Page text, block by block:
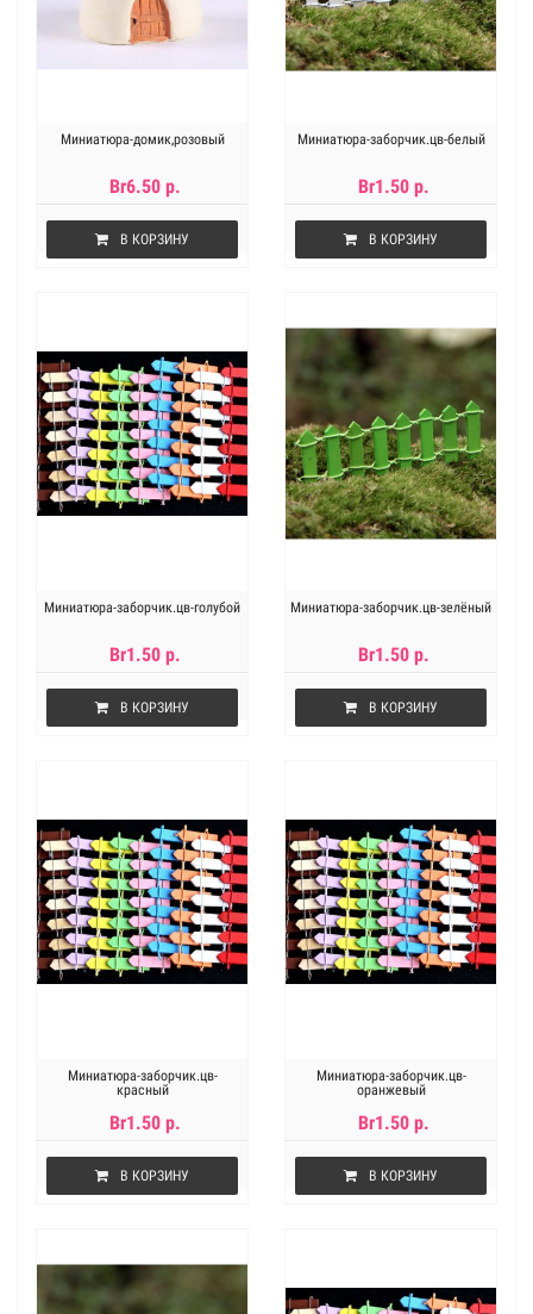
Миниатюра-домик,розовый
Br6.50 р.
В КОРЗИНУ
Миниатюра-заборчик.цв-белый
Br1.50 р.
В КОРЗИНУ
Миниатюра-заборчик.цв-голубой
Br1.50 р.
В КОРЗИНУ
Миниатюра-заборчик.цв-зелёный
Br1.50 р.
В КОРЗИНУ
Миниатюра-заборчик.цв-
красный
Br1.50 р.
В КОРЗИНУ
Миниатюра-заборчик.цв-
оранжевый
Br1.50 р.
В КОРЗИНУ